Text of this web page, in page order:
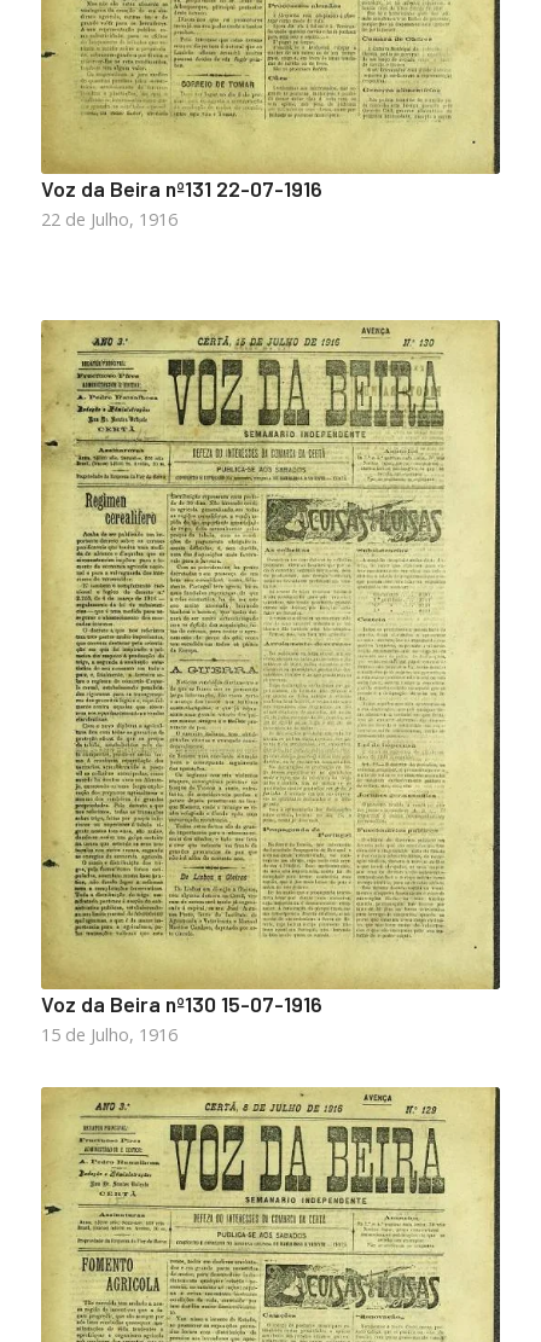
Voz da Beira nº131 22-07-1916
22 de Julho, 1916
Voz da Beira nº130 15-07-1916
15 de Julho, 1916